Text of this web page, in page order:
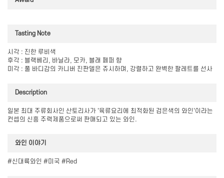
Tasting Note
시각 : 진한 루비색
후각 : 블랙베리, 바닐라, 모카, 블래 페퍼 향
미각 : 풀 바디감의 카니버 진판델은 쥬시하며, 강렬하고 완벽한 팔레트를 선사
Description
일본 최대 주류회사인 산토리사가 '육류요리에 최적화된 검은색의 와인'이라는
컨셉의 신흥 주력제품으로써 판매되고 있는 와인.
와인 이야기
#신대륙와인 #미국 #Red